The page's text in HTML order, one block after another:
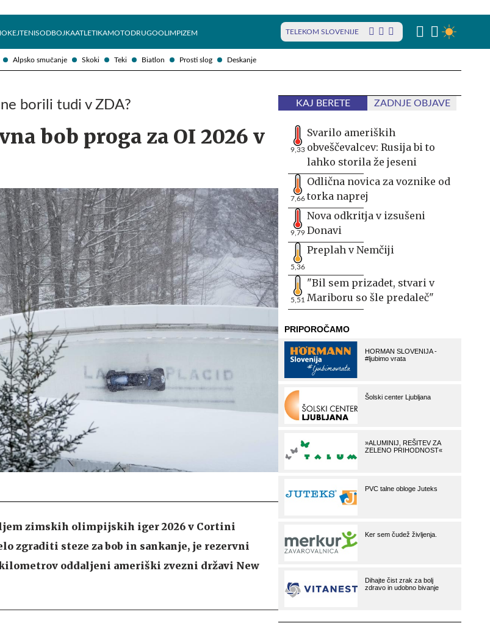
Alpsko smučanje Skoki Teki Biatlon Prosti slog Deskanje
TENISODBOJKAATLETIKAMOTODRUGOOLIMPIZEM TELEKOM SLOVENIJE
borili tudi v ZDA?
bob proga za OI 2026 v
zimskih olimpijskih iger 2026 v Cortini
zgraditi steze za bob in sankanje, je rezervni
oddaljeni ameriški zvezni državi New
KAJ BERETE ZADNJE OBJAVE
9,33
Svarilo ameriških
obveščevalcev: Rusija bi to
lahko storila že jeseni
7,66
Odlična novica za voznike od
torka naprej
9,79
Nova odkritja v izsušeni
Donavi
5,36
Preplah v Nemčiji
5,51
"Bil sem prizadet, stvari v
Mariboru so šle predaleč"